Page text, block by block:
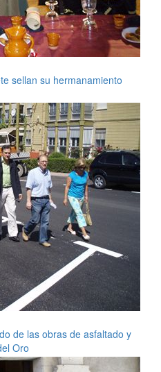
sellan su hermanamiento
de las obras de asfaltado y
Oro